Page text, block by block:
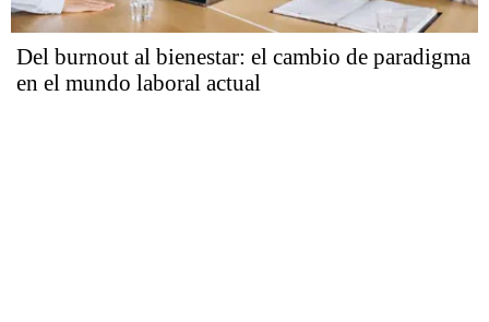
Del burnout al bienestar: el cambio de paradigma
en el mundo laboral actual